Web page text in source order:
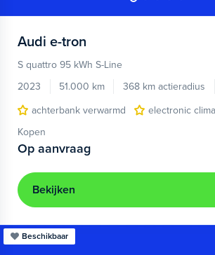
Audi e-tron
S quattro 95 kWh S-Line
2023
51.000 km 368 km actieradius
achterbank verwarmd
electronic
Kopen
Op aanvraag
Bekijken
Beschikbaar